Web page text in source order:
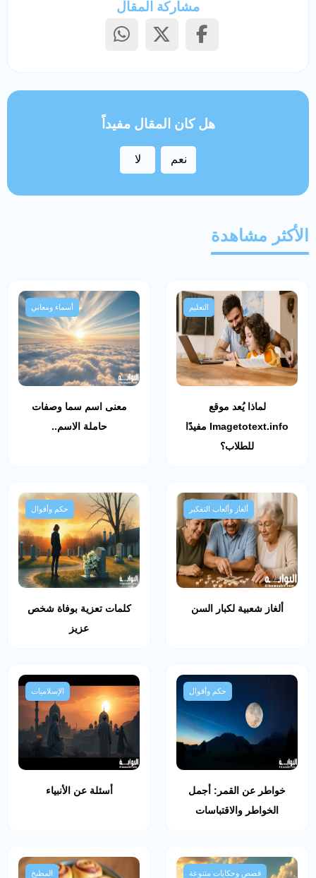
مشاركة المقال
هل كان المقال مفيداً
نعم لا
الأكثر مشاهدة
التعليم
لماذا يُعد موقع
Imagetotext.info مفيدًا
للطلاب؟
أسماء ومعاني
معنى اسم سما وصفات
حاملة الاسم..
ألغاز وألعاب التفكير
ألغاز شعبية لكبار السن
حكم وأقوال
كلمات تعزية بوفاة شخص
عزيز
حكم وأقوال
خواطر عن القمر: أجمل
الخواطر والاقتباسات
الإسلاميات
أسئلة عن الأنبياء
قصص وحكايات متنوعة المطبخ